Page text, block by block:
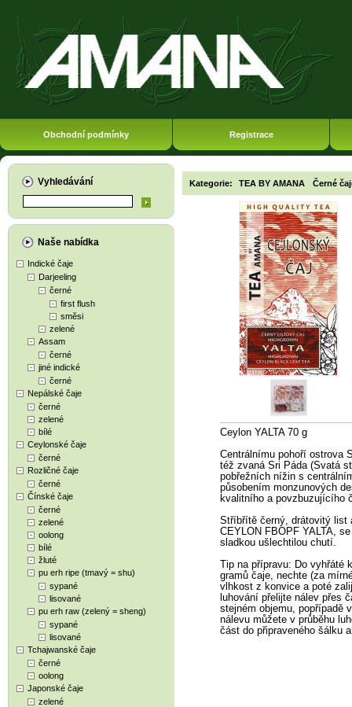
Obchodní podmínky Registrace
Vyhledávání
Naše nabídka
Indické čaje
Darjeeling
černé
first flush
směsi
zelené
Assam
černé
jiné indické
černé
Nepálské čaje
černé
zelené
bílé
Ceylonské čaje
černé
Rozličné čaje
černé
Čínské čaje
černé
zelené
oolong
bílé
žluté
pu erh ripe (tmavý = shu)
sypané
lisované
pu erh raw (zelený = sheng)
sypané
lisované
Tchajwanské čaje
černé
oolong
Japonské čaje
zelené
Kategorie: TEA BY AMANA Černé
Ceylon YALTA 70 g
Centrálnímu pohoří ostrova
též zvaná Sri Páda (Svatá
pobřežních nížin s
působením monzunových
kvalitního a povzbuzujícího
Stříbřítě černý, drátovitý list
CEYLON FBOPF YALTA,
sladkou ušlechtilou chutí.
Tip na přípravu: Do
gramů čaje, nechte (za
vlhkost z konvice a poté
luhování přelijte nálev přes
stejném objemu, popřípadě
nálevu můžete v průběhu
část do připraveného šálku